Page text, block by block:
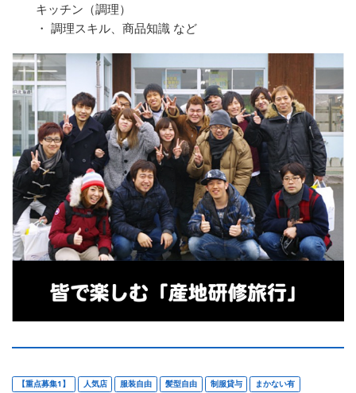
キッチン（調理）
・ 調理スキル、商品知識 など
【重点募集1】 人気店 服装自由 髪型自由 制服貸与
まかない有